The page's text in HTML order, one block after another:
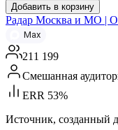
Добавить в корзину
Радар Москва и МО |
Max
211 199
Смешанная
ERR 53%
Источник, созданный